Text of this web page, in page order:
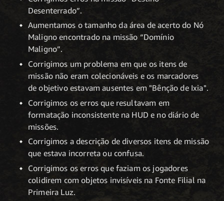
Desenterrado”.
Aumentamos o tamanho da área de acerto do Nó
Maligno encontrado na missão “Domínio
Maligno”.
Corrigimos um problema em que os itens de
missão não eram colecionáveis e os marcadores
de objetivo estavam ausentes em "Bênção de Ixia".
Corrigimos os erros que resultavam em
formatação inconsistente na HUD e no diário de
missões.
Corrigimos a descrição de diversos itens de missão
que estava incorreta ou confusa.
Corrigimos os erros que faziam os jogadores
colidirem com objetos invisíveis na Fonte Filial na
Primeira Luz.